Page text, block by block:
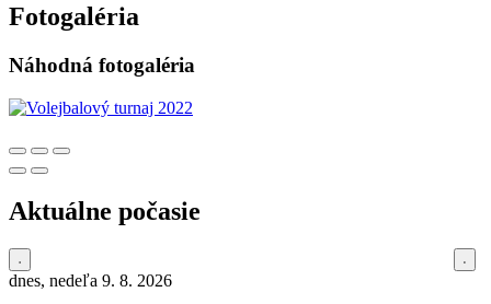
Fotogaléria
Náhodná fotogaléria
Aktuálne počasie
dnes, nedeľa 9. 8. 2026